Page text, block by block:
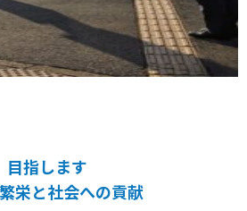
目指します
栄と社会への貢献